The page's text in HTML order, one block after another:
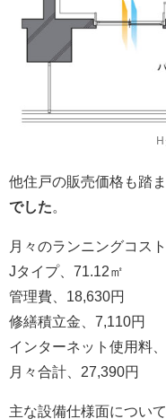
他住戸の販売価格も踏ま
でした
月々のランニングコスト
Jタイプ、71.12㎡
管理費、18,630円
修繕積立金、7,110円
インターネット使用料
月々合計、27,390円
主な設備仕様面について